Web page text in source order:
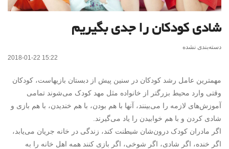
شادی کودکان را جدی بگیریم
دسته‌بندی نشده
2018-01-22 15:22
مهمترین عامل رشد کودکان در سنین پیش از دبستان بازیهاست، کودکان
وقتی وارد محیط بزرگتر از خانواده مثل مهد کودک می‌شوند تمامی
آموزش‌های لازمه را می‌بینند، آنها با هم بودن، با هم خندیدن، با هم بازی و
شادی کردن و با هم خوابیدن را یاد می‌گیرند.
اگر مادران کودک درون‌شان شیطنت کند، زندگی در خانه جریان می‌یابد،
اگر خنده، اگر شادی، اگر شوخی، اگر بازی کنند همه اهل خانه را به